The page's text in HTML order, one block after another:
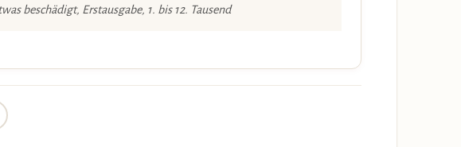
beschädigt, Erstausgabe, 1. bis 12. Tausend